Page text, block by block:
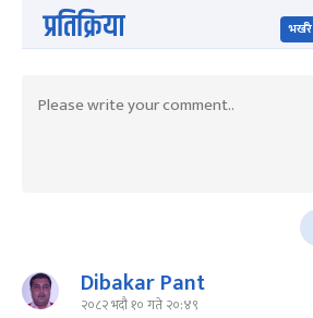
प्रतिक्रिया भर्खरै
Dibakar Pant
२०८२ भदौ १० गते २०:४९